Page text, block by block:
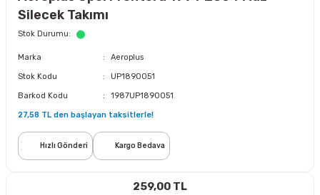
Sistemi
Silecek Takımı
Stok Durumu
Marka Aeroplus
Stok Kodu UP1890051
Barkod Kodu 1987UP1890051
27,58 TL den başlayan taksitlerle!
Hızlı Gönderi Kargo Bedava
259,00 TL